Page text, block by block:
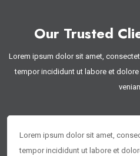
Our Trusted
Lorem ipsum dolor sit amet,
tempor incididunt ut labore et
Lorem ipsum dolor sit amet,
tempor incididunt ut labore et